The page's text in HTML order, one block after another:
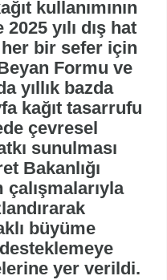
kullanımının
yılı dış hat
bir sefer için
Formu ve
yıllık bazda
kağıt tasarrufu
çevresel
sunulması
Bakanlığı
büyüme
yer verildi.